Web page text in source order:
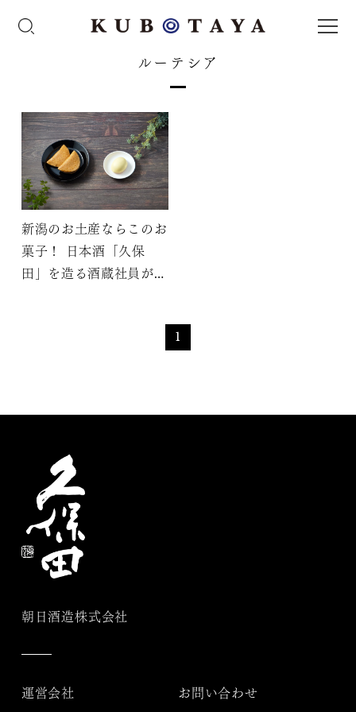
ルーテシア
新潟のお土産ならこのお
菓子！ 日本酒「久保
田」を造る酒蔵社員がよ
1
朝日酒造株式会社
運営会社 お問い合わせ